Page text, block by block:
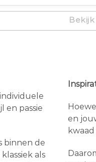
en passie
binnen de
als
en